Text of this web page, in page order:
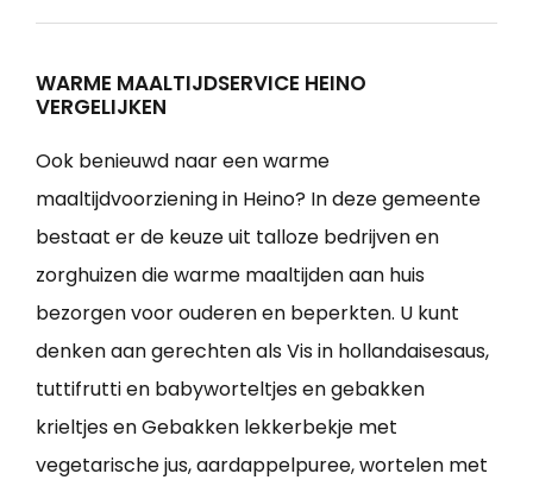
WARME MAALTIJDSERVICE HEINO
VERGELIJKEN
Ook benieuwd naar een warme
maaltijdvoorziening in Heino? In deze gemeente
bestaat er de keuze uit talloze bedrijven en
zorghuizen die warme maaltijden aan huis
bezorgen voor ouderen en beperkten. U kunt
denken aan gerechten als Vis in hollandaisesaus,
tuttifrutti en babyworteltjes en gebakken
krieltjes en Gebakken lekkerbekje met
vegetarische jus, aardappelpuree, wortelen met